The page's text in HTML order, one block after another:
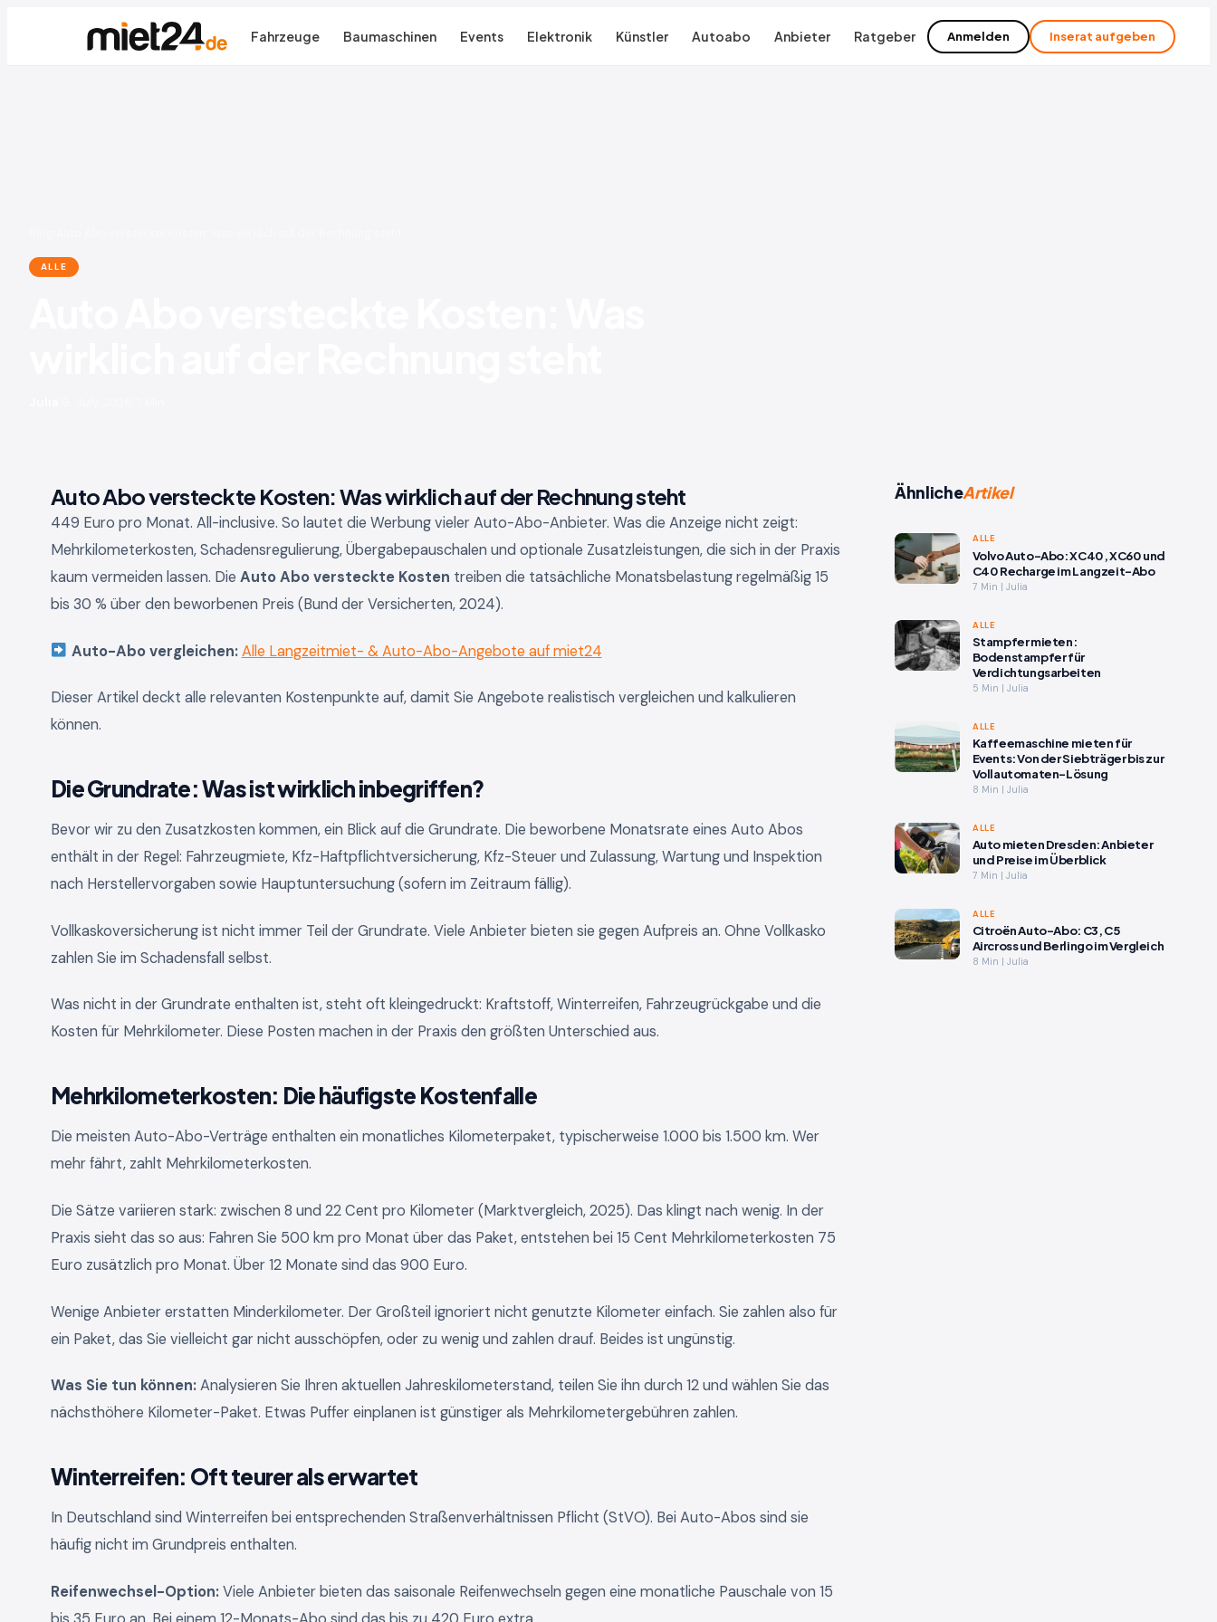
Fahrzeuge Baumaschinen Events Elektronik Künstler Autoabo Anbieter Ratgeber Anmelden Inserat aufgeben
ALLE
Auto Abo versteckte Kosten: Was wirklich auf der Rechnung steht
449 Euro pro Monat. All-inclusive. So lautet die Werbung vieler Auto-Abo-Anbieter. Was die Anzeige nicht zeigt:
Mehrkilometerkosten, Schadensregulierung, Übergabepauschalen und optionale Zusatzleistungen, die sich in der Praxis
kaum vermeiden lassen. Die Auto Abo versteckte Kosten treiben die tatsächliche Monatsbelastung regelmäßig 15
bis 30 % über den beworbenen Preis (Bund der Versicherten, 2024).
Auto-Abo vergleichen: Alle Langzeitmiet- & Auto-Abo-Angebote auf miet24
Dieser Artikel deckt alle relevanten Kostenpunkte auf, damit Sie Angebote realistisch vergleichen und kalkulieren
können.
Die Grundrate: Was ist wirklich inbegriffen?
Bevor wir zu den Zusatzkosten kommen, ein Blick auf die Grundrate. Die beworbene Monatsrate eines Auto Abos
enthält in der Regel: Fahrzeugmiete, Kfz-Haftpflichtversicherung, Kfz-Steuer und Zulassung, Wartung und Inspektion
nach Herstellervorgaben sowie Hauptuntersuchung (sofern im Zeitraum fällig).
Vollkaskoversicherung ist nicht immer Teil der Grundrate. Viele Anbieter bieten sie gegen Aufpreis an. Ohne Vollkasko
zahlen Sie im Schadensfall selbst.
Was nicht in der Grundrate enthalten ist, steht oft kleingedruckt: Kraftstoff, Winterreifen, Fahrzeugrückgabe und die
Kosten für Mehrkilometer. Diese Posten machen in der Praxis den größten Unterschied aus.
Mehrkilometerkosten: Die häufigste Kostenfalle
Die meisten Auto-Abo-Verträge enthalten ein monatliches Kilometerpaket, typischerweise 1.000 bis 1.500 km. Wer
mehr fährt, zahlt Mehrkilometerkosten.
Die Sätze variieren stark: zwischen 8 und 22 Cent pro Kilometer (Marktvergleich, 2025). Das klingt nach wenig. In der
Praxis sieht das so aus: Fahren Sie 500 km pro Monat über das Paket, entstehen bei 15 Cent Mehrkilometerkosten 75
Euro zusätzlich pro Monat. Über 12 Monate sind das 900 Euro.
Wenige Anbieter erstatten Minderkilometer. Der Großteil ignoriert nicht genutzte Kilometer einfach. Sie zahlen also für
ein Paket, das Sie vielleicht gar nicht ausschöpfen, oder zu wenig und zahlen drauf. Beides ist ungünstig.
Was Sie tun können:Analysieren Sie Ihren aktuellen Jahreskilometerstand, teilen Sie ihn durch 12 und wählen Sie das
nächsthöhere Kilometer-Paket. Etwas Puffer einplanen ist günstiger als Mehrkilometergebühren zahlen.
Winterreifen: Oft teurer als erwartet
In Deutschland sind Winterreifen bei entsprechenden Straßenverhältnissen Pflicht (StVO). Bei Auto-Abos sind sie
häufig nicht im Grundpreis enthalten.
Reifenwechsel-Option:Viele Anbieter bieten das saisonale Reifenwechseln gegen eine monatliche Pauschale von 15
ÄhnlicheArtikel
ALLE
Volvo Auto-Abo: XC40, XC60 und
C40 Recharge im Langzeit-Abo
7 Min | Julia
ALLE
Stampfer mieten:
Bodenstampfer für
Verdichtungsarbeiten
5 Min | Julia
ALLE
Kaffeemaschine mieten für
Events: Von der Siebträger bis zur
Vollautomaten-Lösung
8 Min | Julia
ALLE
Auto mieten Dresden: Anbieter
und Preise im Überblick
7 Min | Julia
ALLE
Citroën Auto-Abo: C3, C5
Aircross und Berlingo im Vergleich
8 Min | Julia